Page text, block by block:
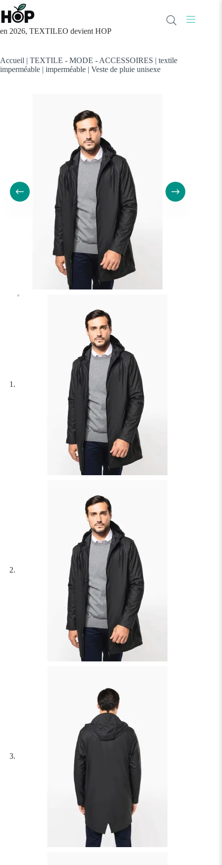
Passer
au
contenu
en 2026, TEXTILEO devient HOP
Accueil | TEXTILE - MODE - ACCESSOIRES | textile
imperméable | imperméable | Veste de pluie unisexe